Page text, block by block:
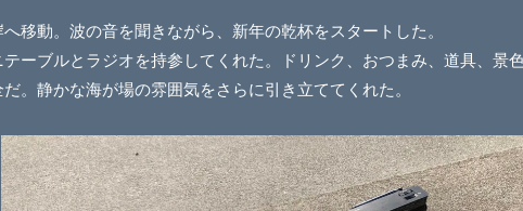
移動。波の音を聞きながら、新年の乾杯をスタートした。
ーブルとラジオを持参してくれた。ドリンク、おつまみ、道具、景
。静かな海が場の雰囲気をさらに引き立ててくれた。